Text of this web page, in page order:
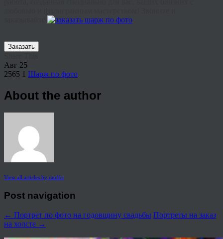
Заказать
Авг 25
2565 1 Шарж по фото
About the author
View all articles by rauffri
Post navigation
← Портрет по фото на годовщину свадьбы Портреты на заказ
на холсте →